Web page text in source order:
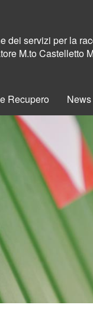
dei servizi per la
M.to Castelletto
Recupero News